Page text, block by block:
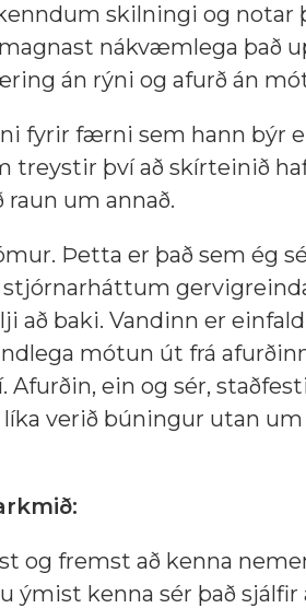
skilningi og notar
nákvæmlega það
án rýni og afurð án
fyrir færni sem hann býr
treystir því að skírteinið
raun um annað.
Þetta er það sem ég
að baki. Vandinn er
mótun út frá
ein og sér,
verið búningur utan
og fremst að kenna
ýmist kenna sér það